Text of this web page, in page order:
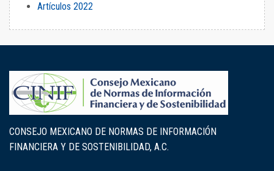
Artículos 2022
CONSEJO MEXICANO DE NORMAS DE INFORMACIÓN
FINANCIERA Y DE SOSTENIBILIDAD, A.C.